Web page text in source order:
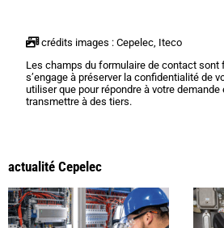
crédits images : Cepelec, Iteco
Les champs du formulaire de contact
s’engage à préserver la confidentialité de
utiliser que pour répondre à votre demande
transmettre à des tiers.
actualité Cepelec